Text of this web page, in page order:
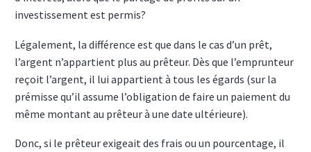
investissement est permis?
Légalement, la différence est que dans le cas d’un prêt,
l’argent n’appartient plus au prêteur. Dès que l’emprunteur
reçoit l’argent, il lui appartient à tous les égards (sur la
prémisse qu’il assume l’obligation de faire un paiement du
même montant au prêteur à une date ultérieure).
Donc, si le prêteur exigeait des frais ou un pourcentage, il